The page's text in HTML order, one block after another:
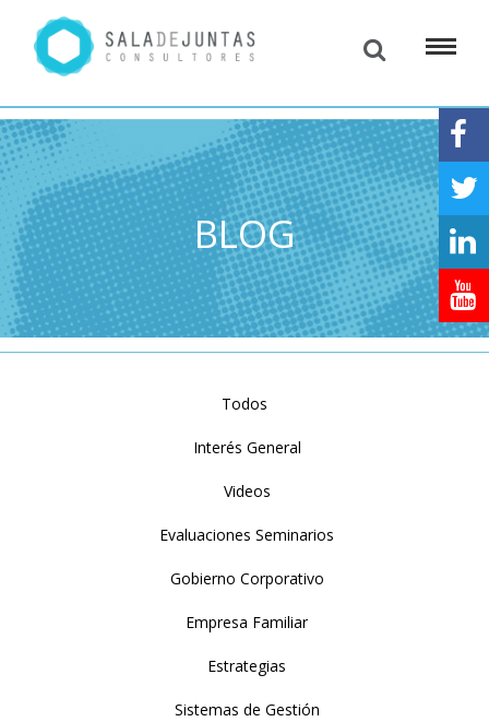
BLOG
Todos
Interés General
Videos
Evaluaciones Seminarios
Gobierno Corporativo
Empresa Familiar
Estrategias
Sistemas de Gestión